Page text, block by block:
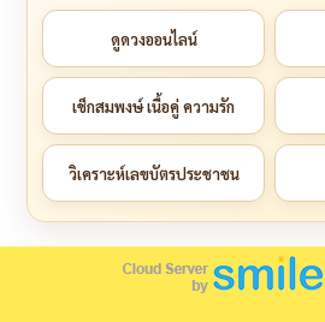
ดูดวงออนไลน์
เช็กสมพงษ์ เนื้อคู่ ความรัก
วิเคราะห์เลขบัตรประชาชน